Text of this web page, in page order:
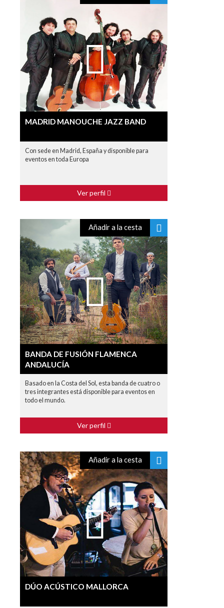
MADRID MANOUCHE JAZZ BAND
Con sede en Madrid, España y disponible para
eventos en toda Europa
Ver perfil
Añadir a la cesta
BANDA DE FUSIÓN FLAMENCA
ANDALUCÍA
Basado en la Costa del Sol, esta banda de cuatro o
tres integrantes está disponible para eventos en
todo el mundo.
Ver perfil
Añadir a la cesta
DÚO ACÚSTICO MALLORCA